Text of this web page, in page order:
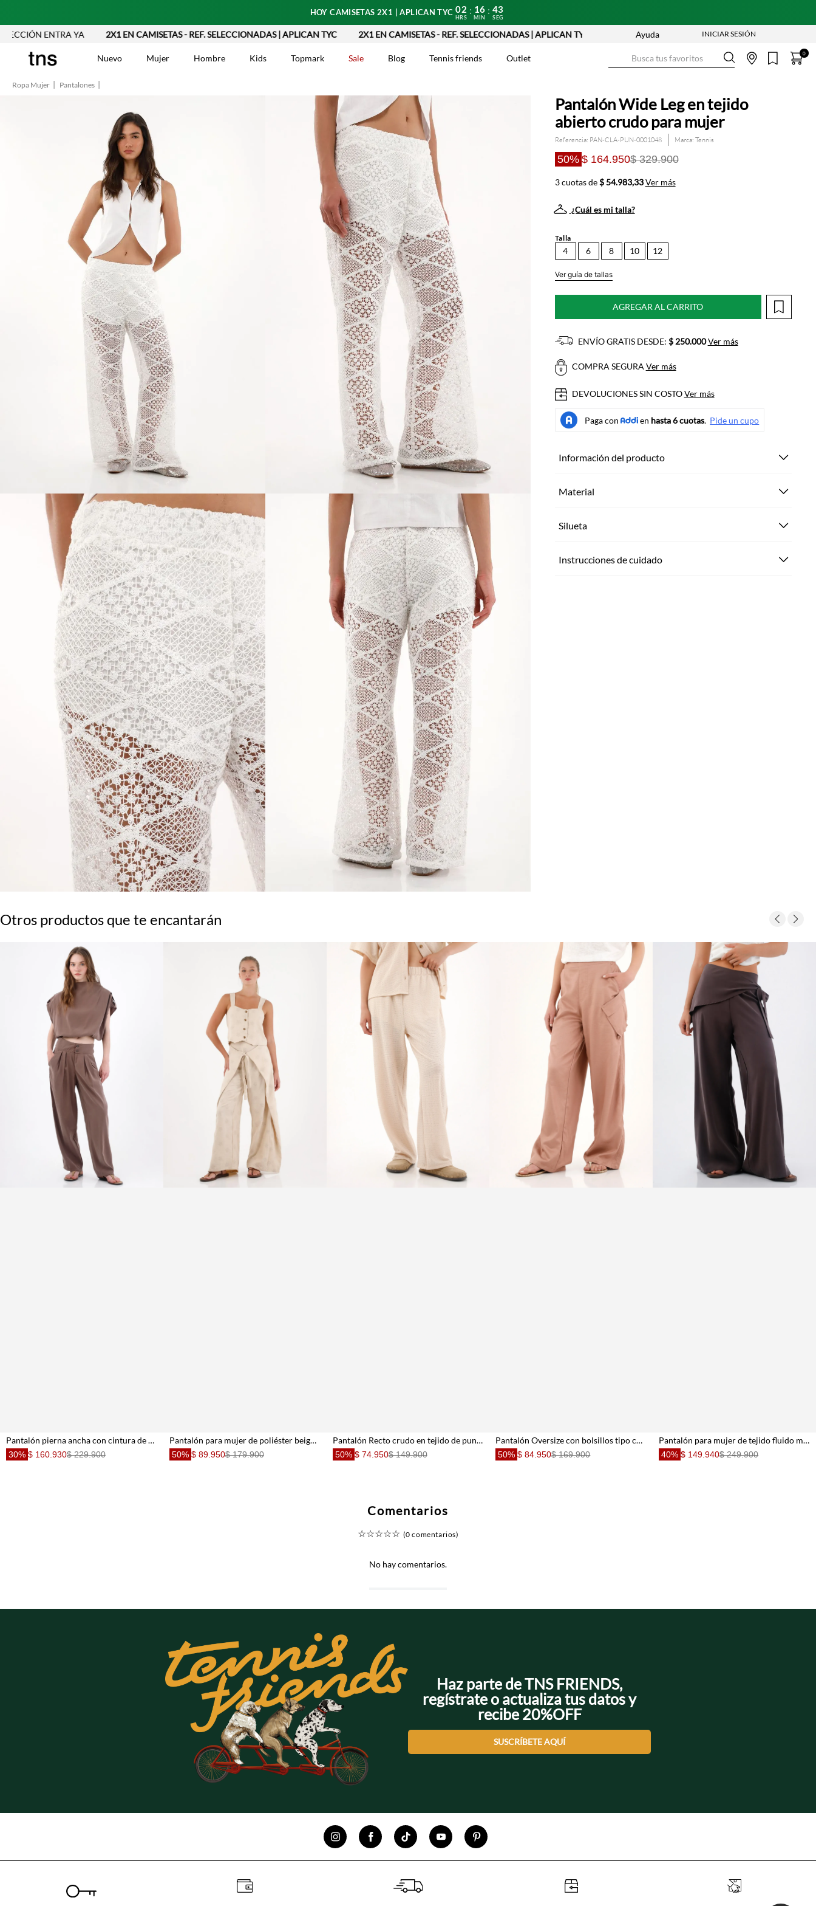
HOY CAMISETAS 2X1 | APLICAN TYC 02
HRS
: 16
MIN
: 42
SEG
ENTRA YA 2X1 EN CAMISETAS - REF. SELECCIONADAS | APLICAN TYC 2X1 EN CAMISETAS - REF. SELECCIONADAS | APLICAN TYC Ayuda
Nuevo Mujer Hombre Kids Topmark Sale Blog Tennis friends Outlet 0
Ropa Mujer Pantalones
Pantalón Wide Leg en tejido
abierto crudo para mujer
Referencia: PAN-CLA-PUN-0001048 Tennis
50% $ 164.950$ 329.900
3 cuotas de$ 54.983,33 Ver más
¿Cuál es mi talla?
Talla
4 6 8 10 12
Ver guía de tallas
AGREGAR AL CARRITO
ENVÍO GRATIS DESDE: $ 250.000 Ver más
COMPRA SEGURA Ver más
DEVOLUCIONES SIN COSTOVer más
Información del producto
Material
Silueta
Instrucciones de cuidado
Otros productos que te encantarán
Pantalón pierna ancha con cintura de triple botón en gris amarronado para mujer
30% $ 160.930$ 229.900
Pantalón para mujer de poliéster beige Wide leg con lazo frontal efecto pareo
50% $ 89.950$ 179.900
Pantalón Recto crudo en tejido de punto para mujer
50% $ 74.950$ 149.900
Pantalón Oversize con bolsillos tipo cargo para mujer
50% $ 84.950$ 169.900
Pantalón para mujer de tejido fluido marrón palazzo con cintura cruzada
40% $ 149.940$ 249.900
Comentarios
☆☆☆☆☆ (0 comentarios)
No hay comentarios.
Haz parte de TNS FRIENDS,
regístrate o actualiza tus datos y
recibe 20%OFF
SUSCRÍBETE AQUÍ
6
7
9.